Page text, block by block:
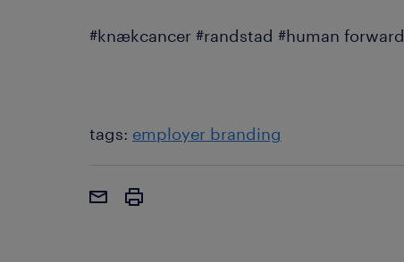
#knækcancer #randstad #human forward
tags: employer branding